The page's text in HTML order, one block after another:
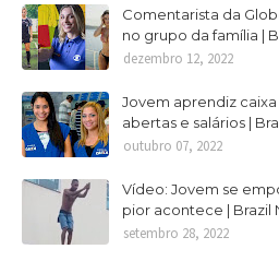
Comentarista da
no grupo da família |
dezembro 12, 2022
Jovem aprendiz caixa
abertas e salários |
outubro 07, 2022
Vídeo: Jovem se
pior acontece | Brazil
setembro 28, 2022